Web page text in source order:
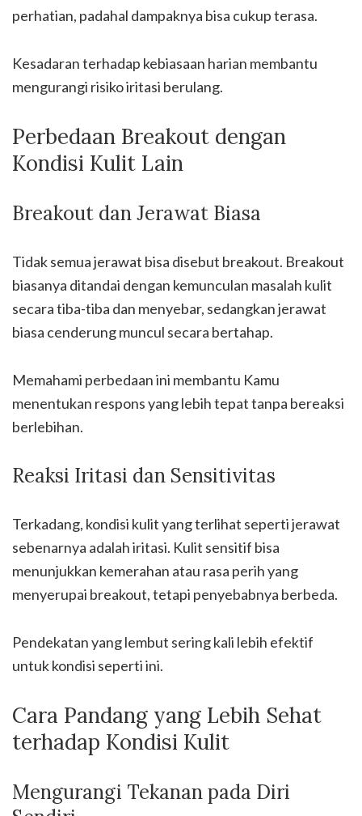
perhatian, padahal dampaknya bisa cukup terasa.
Kesadaran terhadap kebiasaan harian membantu
mengurangi risiko iritasi berulang.
Perbedaan Breakout dengan
Kondisi Kulit Lain
Breakout dan Jerawat Biasa
Tidak semua jerawat bisa disebut breakout. Breakout
biasanya ditandai dengan kemunculan masalah kulit
secara tiba-tiba dan menyebar, sedangkan jerawat
biasa cenderung muncul secara bertahap.
Memahami perbedaan ini membantu Kamu
menentukan respons yang lebih tepat tanpa bereaksi
berlebihan.
Reaksi Iritasi dan Sensitivitas
Terkadang, kondisi kulit yang terlihat seperti jerawat
sebenarnya adalah iritasi. Kulit sensitif bisa
menunjukkan kemerahan atau rasa perih yang
menyerupai breakout, tetapi penyebabnya berbeda.
Pendekatan yang lembut sering kali lebih efektif
untuk kondisi seperti ini.
Cara Pandang yang Lebih Sehat
terhadap Kondisi Kulit
Mengurangi Tekanan pada Diri